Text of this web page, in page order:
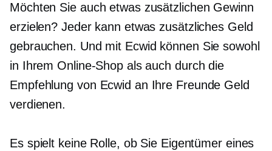
Möchten Sie auch etwas zusätzlichen Gewinn
erzielen? Jeder kann etwas zusätzliches Geld
gebrauchen. Und mit Ecwid können Sie sowohl
in Ihrem Online-Shop als auch durch die
Empfehlung von Ecwid an Ihre Freunde Geld
verdienen.
Es spielt keine Rolle, ob Sie Eigentümer eines